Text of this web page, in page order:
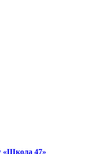
«Школа 47»